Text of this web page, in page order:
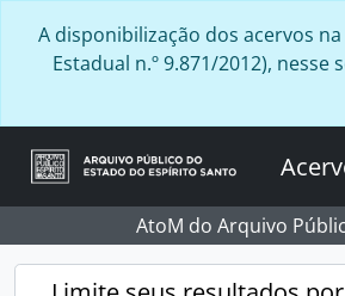
A disponibilização dos acervos
Estadual n.º 9.871/2012),
AtoM do Arquivo